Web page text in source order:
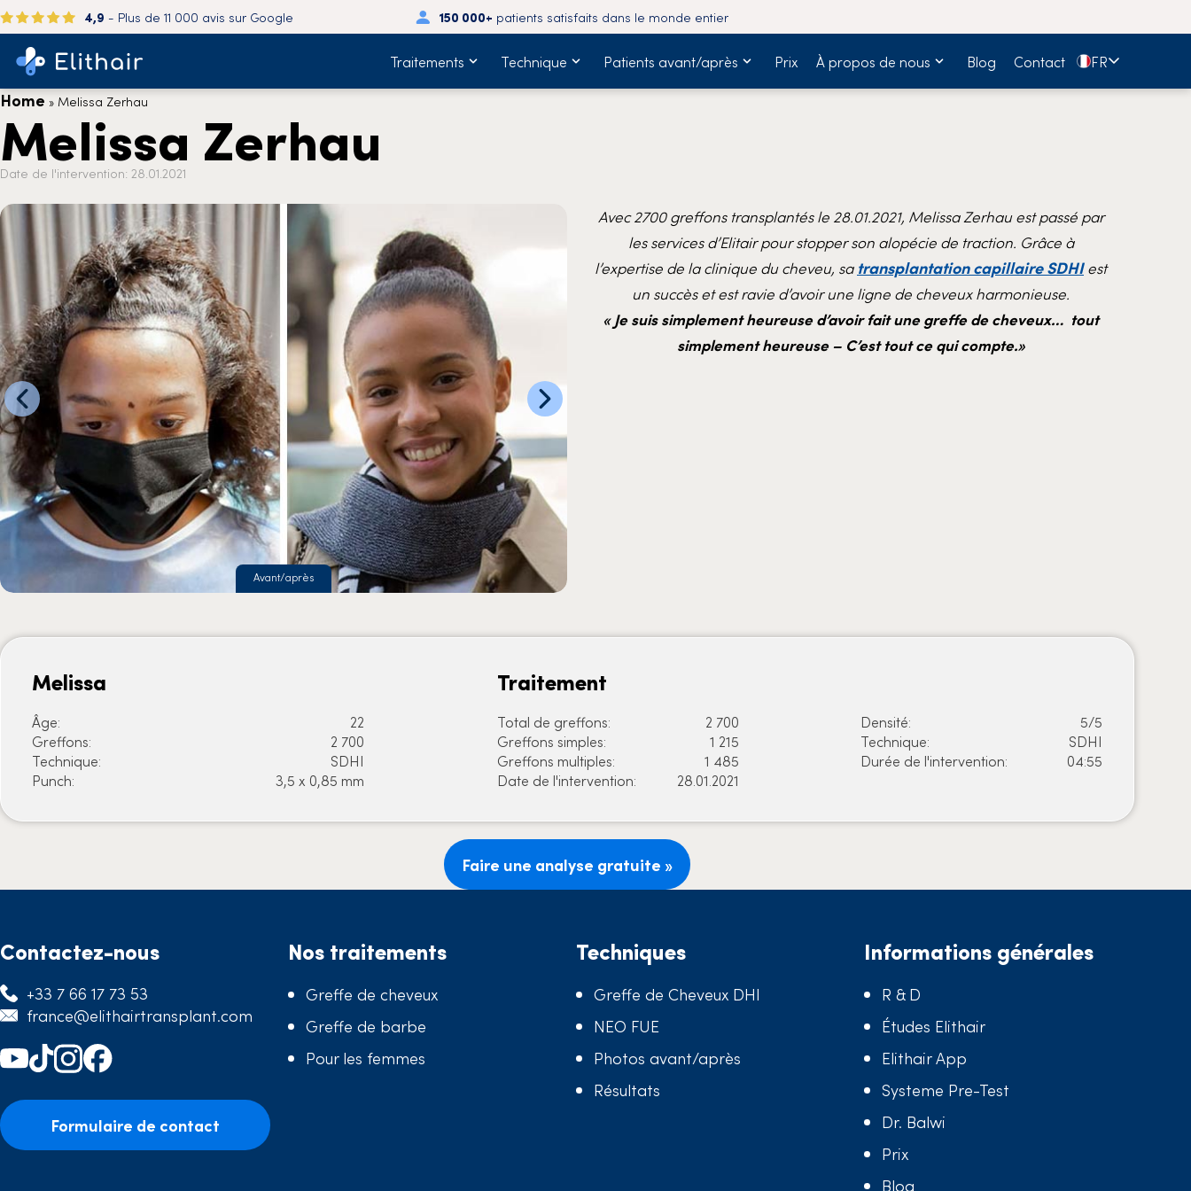
4,9 - Plus de 11 000 avis sur Google 150 000+ patients satisfaits dans le monde entier
Traitements Technique Patients avant/après Prix À propos de nous Blog Contact 🇫🇷FR
Home » Melissa Zerhau
Melissa Zerhau
Date de l'intervention: 28.01.2021
Avant/après
Avec 2700 greffons transplantés le 28.01.2021, Melissa Zerhau est passé par
les services d’Elitair pour stopper son alopécie de traction. Grâce à
l’expertise de la clinique du cheveu, sa transplantation capillaire SDHIest
un succès et est ravie d’avoir une ligne de cheveux harmonieuse.
« Je suis simplement heureuse d’avoir fait une greffe de cheveux… tout
simplement heureuse – C’est tout ce qui compte.»
Melissa
Âge:
22
Greffons:
2 700
Technique:
SDHI
Punch:
3,5 x 0,85 mm
Traitement
Total de greffons:
2 700
Greffons simples:
1 215
Greffons multiples:
1 485
Date de l'intervention:
28.01.2021
Densité:
5/5
Technique:
SDHI
Durée de l'intervention:
04:55
Faire une analyse gratuite »
Contactez-nous
+33 7 66 17 73 53
france@elithairtransplant.com
Formulaire de contact
Nos traitements
Greffe de cheveux
Greffe de barbe
Pour les femmes
Techniques
Greffe de Cheveux DHI
NEO FUE
Photos avant/après
Résultats
Informations générales
R & D
Études Elithair
Elithair App
Systeme Pre-Test
Dr. Balwi
Prix
Blog